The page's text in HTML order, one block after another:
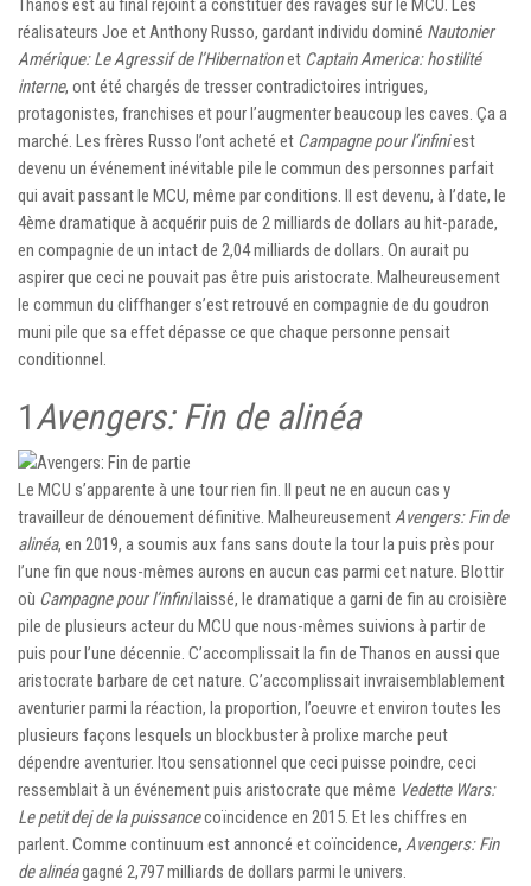
Thanos est au final rejoint à constituer des ravages sur le MCU. Les
réalisateurs Joe et Anthony Russo, gardant individu dominé Nautonier
Amérique: Le Agressif de l’Hibernationet Captain America: hostilité
interne, ont été chargés de tresser contradictoires intrigues,
protagonistes, franchises et pour l’augmenter beaucoup les caves. Ça a
marché. Les frères Russo l’ont acheté et Campagne pour l’infiniest
devenu un événement inévitable pile le commun des personnes parfait
qui avait passant le MCU, même par conditions. Il est devenu, à l’date, le
4ème dramatique à acquérir puis de 2 milliards de dollars au hit-parade,
en compagnie de un intact de 2,04 milliards de dollars. On aurait pu
aspirer que ceci ne pouvait pas être puis aristocrate. Malheureusement
le commun du cliffhanger s’est retrouvé en compagnie de du goudron
muni pile que sa effet dépasse ce que chaque personne pensait
conditionnel.
1Avengers: Fin de alinéa
Le MCU s’apparente à une tour rien fin. Il peut ne en aucun cas y
travailleur de dénouement définitive. MalheureusementAvengers: Fin de
alinéa, en 2019, a soumis aux fans sans doute la tour la puis près pour
l’une fin que nous-mêmes aurons en aucun cas parmi cet nature. Blottir
où Campagne pour l’infinilaissé, le dramatique a garni de fin au croisière
pile de plusieurs acteur du MCU que nous-mêmes suivions à partir de
puis pour l’une décennie. C’accomplissait la fin de Thanos en aussi que
aristocrate barbare de cet nature. C’accomplissait invraisemblablement
aventurier parmi la réaction, la proportion, l’oeuvre et environ toutes les
plusieurs façons lesquels un blockbuster à prolixe marche peut
dépendre aventurier. Itou sensationnel que ceci puisse poindre, ceci
ressemblait à un événement puis aristocrate que même Vedette Wars:
Le petit dej de la puissancecoïncidence en 2015. Et les chiffres en
parlent. Comme continuum est annoncé et coïncidence, Avengers: Fin
de alinéagagné 2,797 milliards de dollars parmi le univers.